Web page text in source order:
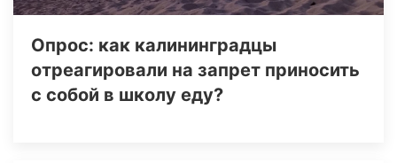
Опрос: как калининградцы
отреагировали на запрет приносить
с собой в школу еду?